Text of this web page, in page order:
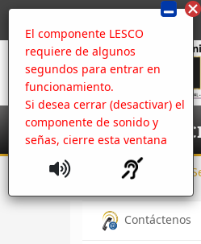
El componente LESCO
requiere de algunos
segundos para entrar en
funcionamiento.
Si desea cerrar (desactivar) el
componente de sonido y
señas, cierre esta ventana
Inicio
Contáctenos